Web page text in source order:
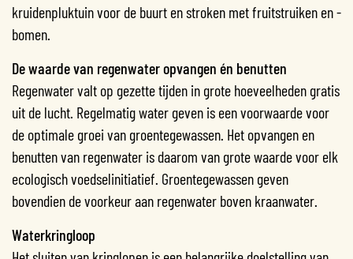
kruidenpluktuin voor de buurt en stroken met fruitstruiken en -
bomen.
De waarde van regenwater opvangen én benutten
Regenwater valt op gezette tijden in grote hoeveelheden gratis
uit de lucht. Regelmatig water geven is een voorwaarde voor
de optimale groei van groentegewassen. Het opvangen en
benutten van regenwater is daarom van grote waarde voor elk
ecologisch voedselinitiatief. Groentegewassen geven
bovendien de voorkeur aan regenwater boven kraanwater.
Waterkringloop